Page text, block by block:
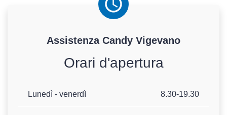
Assistenza Candy Vigevano
Orari d'apertura
Lunedì - venerdì 8.30-19.30